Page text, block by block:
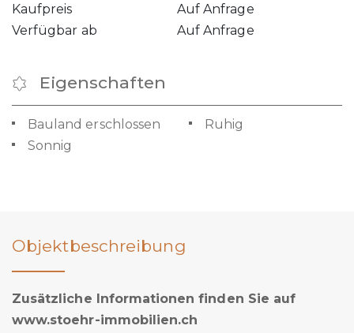
Kaufpreis
Auf Anfrage
Verfügbar ab
Auf Anfrage
Eigenschaften
Bauland erschlossen
Ruhig
Sonnig
Objektbeschreibung
Zusätzliche Informationen finden Sie auf
www.stoehr-immobilien.ch